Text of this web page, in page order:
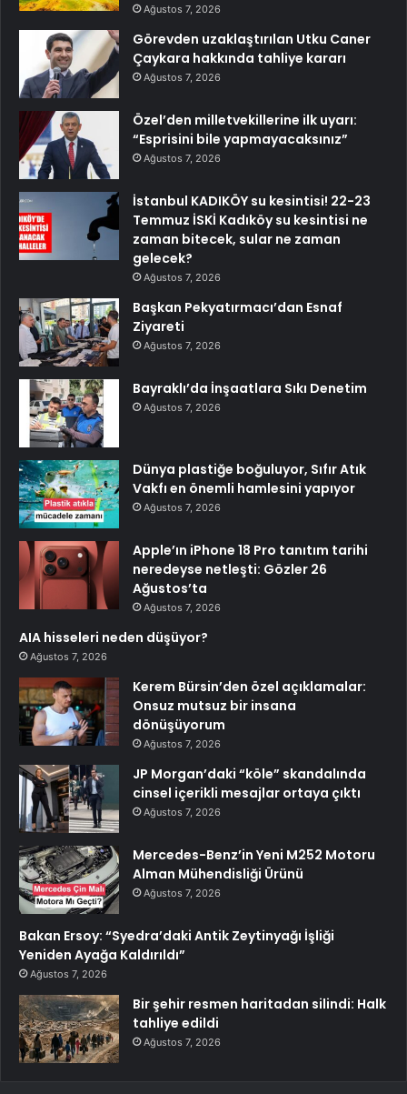
Ağustos 7, 2026
Görevden uzaklaştırılan Utku Caner
Çaykara hakkında tahliye kararı
Ağustos 7, 2026
Özel’den milletvekillerine ilk uyarı:
“Esprisini bile yapmayacaksınız”
Ağustos 7, 2026
İstanbul KADIKÖY su kesintisi! 22-23
Temmuz İSKİ Kadıköy su kesintisi ne
zaman bitecek, sular ne zaman
gelecek?
Ağustos 7, 2026
Başkan Pekyatırmacı’dan Esnaf
Ziyareti
Ağustos 7, 2026
Bayraklı’da İnşaatlara Sıkı Denetim
Ağustos 7, 2026
Dünya plastiğe boğuluyor, Sıfır Atık
Vakfı en önemli hamlesini yapıyor
Ağustos 7, 2026
Apple’ın iPhone 18 Pro tanıtım tarihi
neredeyse netleşti: Gözler 26
Ağustos’ta
Ağustos 7, 2026
AIA hisseleri neden düşüyor?
Ağustos 7, 2026
Kerem Bürsin’den özel açıklamalar:
Onsuz mutsuz bir insana
dönüşüyorum
Ağustos 7, 2026
JP Morgan’daki “köle” skandalında
cinsel içerikli mesajlar ortaya çıktı
Ağustos 7, 2026
Mercedes-Benz’in Yeni M252 Motoru
Alman Mühendisliği Ürünü
Ağustos 7, 2026
Bakan Ersoy: “Syedra’daki Antik Zeytinyağı İşliği
Yeniden Ayağa Kaldırıldı”
Ağustos 7, 2026
Bir şehir resmen haritadan silindi: Halk
tahliye edildi
Ağustos 7, 2026